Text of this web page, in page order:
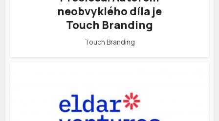
neobvyklého díla je
Touch Branding
Touch Branding